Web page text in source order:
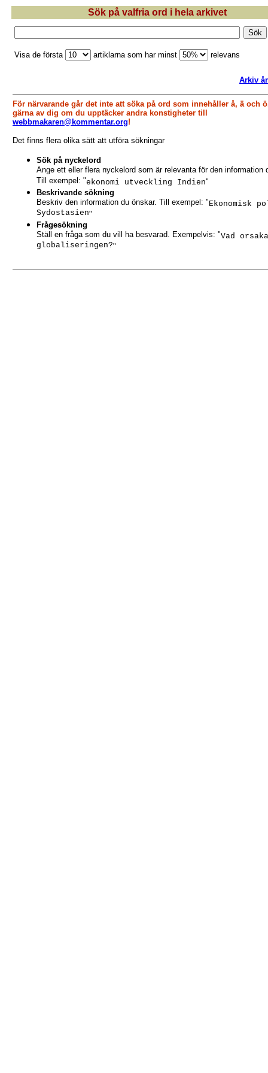
Sök på valfria ord i hela arkivet
Visa de första artiklarna som har minst relevans
Arkiv
För närvarande går det inte att söka på ord som innehåller å, ä och
gärna av dig om du upptäcker andra konstigheter till
webbmakaren@kommentar.org!
Det finns flera olika sätt att utföra sökningar
Sök på nyckelord
Ange ett eller flera nyckelord som är relevanta för den information
Till exempel: "ekonomi utveckling Indien"
Beskrivande sökning
Beskriv den information du önskar. Till exempel: "Ekonomisk
Sydostasien"
Frågesökning
Ställ en fråga som du vill ha besvarad. Exempelvis: "Vad
globaliseringen?"